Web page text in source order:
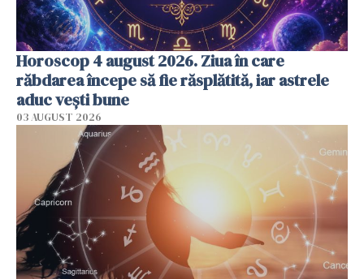
Horoscop 4 august 2026. Ziua în care
răbdarea începe să fie răsplătită, iar astrele
aduc vești bune
03 AUGUST 2026